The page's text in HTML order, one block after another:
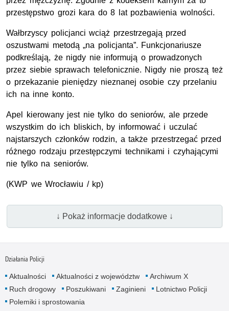
przestępstwo grozi kara do 8 lat pozbawienia wolności.
Wałbrzyscy policjanci wciąż przestrzegają przed
oszustwami metodą „na policjanta”. Funkcjonariusze
podkreślają, że nigdy nie informują o prowadzonych
przez siebie sprawach telefonicznie. Nigdy nie proszą też
o przekazanie pieniędzy nieznanej osobie czy przelaniu
ich na inne konto.
Apel kierowany jest nie tylko do seniorów, ale przede
wszystkim do ich bliskich, by informować i uczulać
najstarszych członków rodzin, a także przestrzegać przed
różnego rodzaju przestępczymi technikami i czyhającymi
nie tylko na seniorów.
(KWP we Wrocławiu / kp)
↓ Pokaż informacje dodatkowe ↓
Działania Policji
Aktualności Aktualności z województw
Archiwum X
Ruch drogowy
Poszukiwani Zaginieni
Lotnictwo Policji
Polemiki i sprostowania